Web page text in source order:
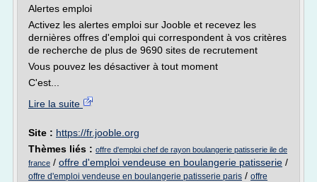
Alertes emploi
Activez les alertes emploi sur Jooble et recevez les
dernières offres d'emploi qui correspondent à vos critères
de recherche de plus de 9690 sites de recrutement
Vous pouvez les désactiver à tout moment
C'est...
Lire la suite
Site : https://fr.jooble.org
Thèmes liés : offre d'emploi chef de rayon boulangerie patisserie ile de
france / offre d'emploi vendeuse en boulangerie patisserie /
offre d'emploi vendeuse en boulangerie patisserie paris / offre